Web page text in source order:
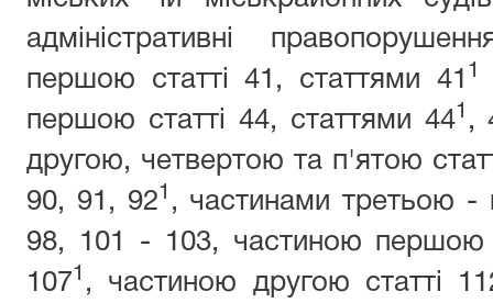
адміністративні
першою статті 41, статтями 41 1
першою статті 44, статтями 441 ,
другою, четвертою та п'ятою
90, 91, 921 , частинами третьою -
98, 101 - 103, частиною першою
1071 , частиною другою статті